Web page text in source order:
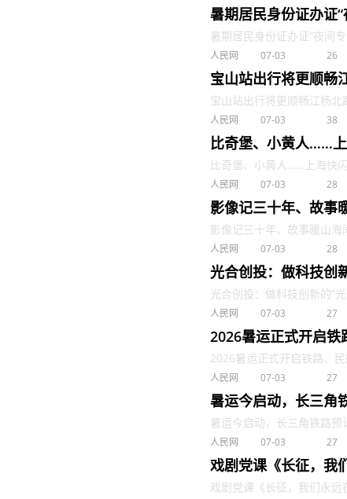
暑期居民身份证办证
暑期居民身份证办证“夜间
人民网 07-03 26
宝山站出行将更顺畅
宝山站出行将更顺畅江杨
人民网 07-03 38
比奇堡、小黄人……
比奇堡、小黄人……上海快
人民网 07-03 28
影像记三十年、故事
影像记三十年、故事暖山
人民网 07-03 28
光合创投：做科技创
光合创投：做科技创新的“
人民网 07-03 27
2026暑运正式开启铁
2026暑运正式开启铁路、
人民网 07-03 27
暑运今启动，长三角
暑运今启动，长三角铁路
人民网 07-03 27
戏剧党课《长征，我
戏剧党课《长征，我们永远